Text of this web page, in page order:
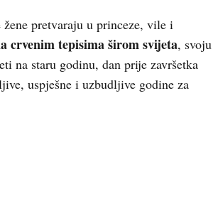
pretvaraju u princeze, vile i
crvenim tepisima širom svijeta, svoju
na staru godinu, dan prije završetka
uspješne i uzbudljive godine za